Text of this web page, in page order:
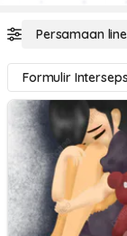
Persamaan
Formulir